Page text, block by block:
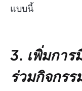
แบบนี้
3. เพิ่มการ
ร่วมกิจกร